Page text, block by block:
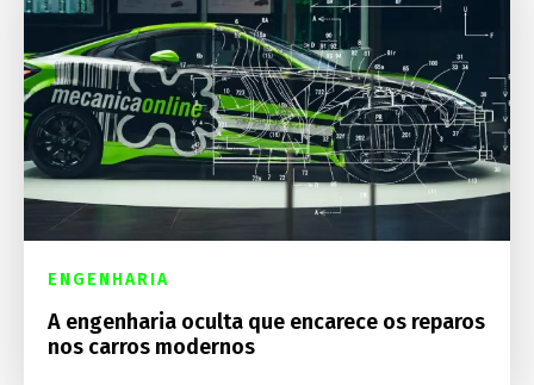
ENGENHARIA
A engenharia oculta que encarece os reparos
nos carros modernos